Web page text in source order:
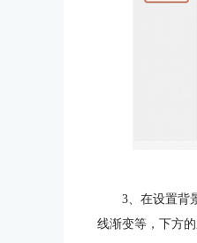
3、在设置背
线渐变等，下方